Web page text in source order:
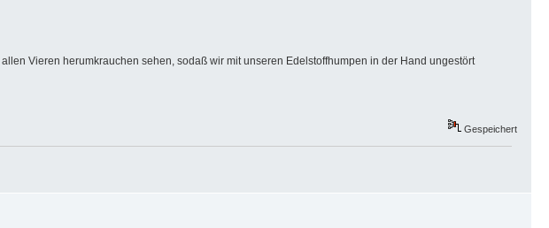
Vieren herumkrauchen sehen, sodaß wir mit unseren Edelstoffhumpen in der Hand ungestört
Gespeichert